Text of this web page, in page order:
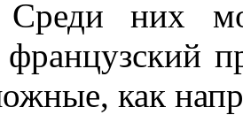
Среди них
как